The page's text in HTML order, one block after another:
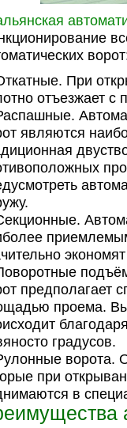
При
отъезжает с
являются
предполагает
проема.
градусов.
ворота.
при
в